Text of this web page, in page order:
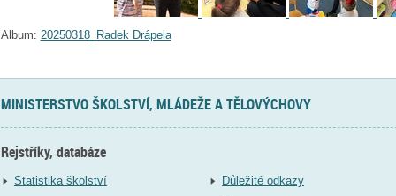
Album: 20250318_Radek Drápela
MINISTERSTVO ŠKOLSTVÍ, MLÁDEŽE A TĚLOVÝCHOVY
Rejstříky, databáze
Statistika školství
Důležité odkazy